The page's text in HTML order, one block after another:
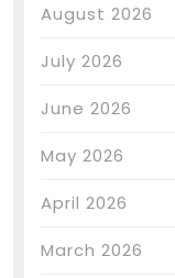
August 2026
July 2026
June 2026
May 2026
April 2026
March 2026